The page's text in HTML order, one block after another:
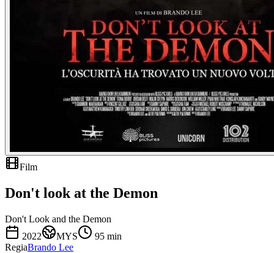
Film
Don't look at the Demon
Don't Look and the Demon
2022
MYS 95 min
RegiaBrando Lee